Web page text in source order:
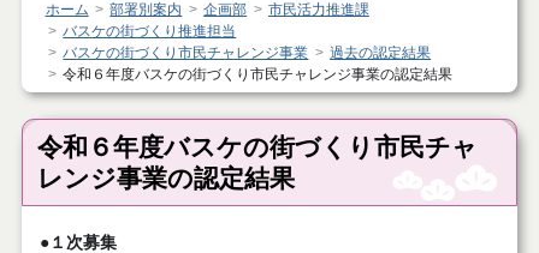
ホーム
部署別案内 企画部
市民活力推進課
バスケの街づくり推進担当
バスケの街づくり市民チャレンジ事業
過去の認定結果
令和６年度バスケの街づくり市民チャレンジ事業の認定結果
令和６年度バスケの街づくり市民チャ
レンジ事業の認定結果
●１次募集